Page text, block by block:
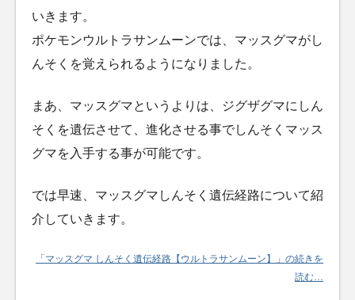
いきます。
ポケモンウルトラサンムーンでは、マッスグマがし
んそくを覚えられるようになりました。
まあ、マッスグマというよりは、ジグザグマにしん
そくを遺伝させて、進化させる事でしんそくマッス
グマを入手する事が可能です。
では早速、マッスグマしんそく遺伝経路について紹
介していきます。
「マッスグマ しんそく遺伝経路【ウルトラサンムーン】」の続きを
読む…